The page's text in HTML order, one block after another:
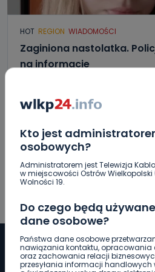
Kto jest
osobowych?
Administratorem jest Telewizja
w miejscowości Ostrów
Wolności 19.
Do czego będą
dane osobowe?
Państwa dane osobowe
nawiązania kontaktu, opracowania
oraz zachowania relacji
przesyłania informacji handlowych
HOT REGION WIADOMOŚCI
Zaginiona nastolatka.
na informacje
06.08.2026 15:32
Arleta Zeidler